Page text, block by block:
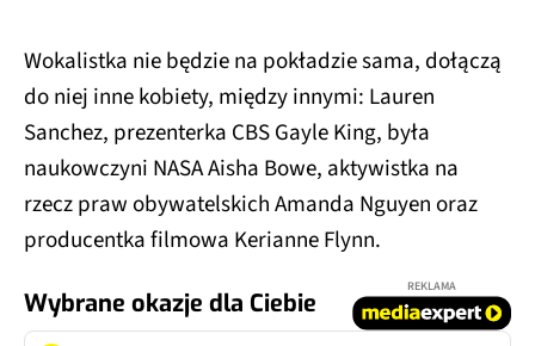
Wokalistka nie będzie na pokładzie sama, dołączą
do niej inne kobiety, między innymi: Lauren
Sanchez, prezenterka CBS Gayle King, była
naukowczyni NASA Aisha Bowe, aktywistka na
rzecz praw obywatelskich Amanda Nguyen oraz
producentka filmowa Kerianne Flynn.
Wybrane okazje dla Ciebie
REKLAMA